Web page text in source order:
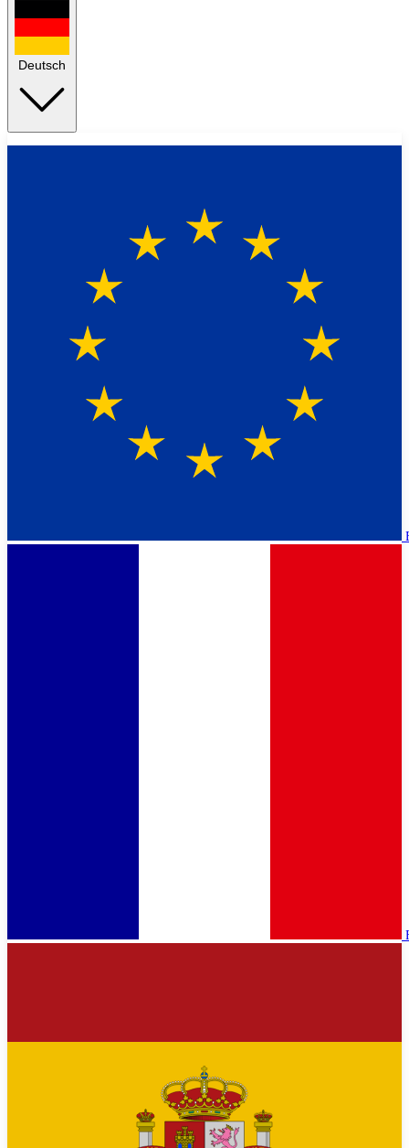
Deutsch